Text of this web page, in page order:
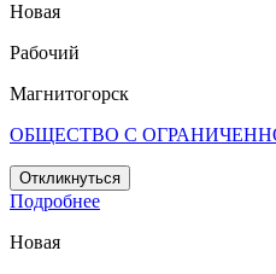
Новая
Рабочий
Магнитогорск
ОБЩЕСТВО С
Откликнуться
Подробнее
Новая